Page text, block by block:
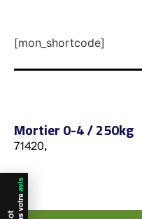
[mon_shortcode]
Mortier 0-4 / 250kg
71420,